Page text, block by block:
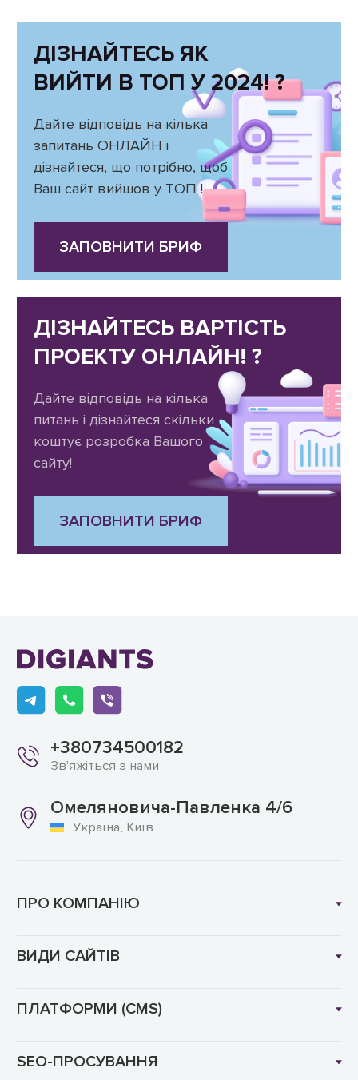
ДІЗНАЙТЕСЬ ЯК
ВИЙТИ В ТОП У 2024! ?
Дайте відповідь на кілька
запитань ОНЛАЙН і
дізнайтеся, що потрібно, щоб
Ваш сайт вийшов у ТОП !
ЗАПОВНИТИ БРИФ
ДІЗНАЙТЕСЬ ВАРТІСТЬ
ПРОЕКТУ ОНЛАЙН! ?
Дайте відповідь на кілька
питань і дізнайтеся скільки
коштує розробка Вашого
сайту!
ЗАПОВНИТИ БРИФ
+380734500182
Зв'яжіться з нами
Омеляновича-Павленка 4/6
Україна, Київ
ПРО КОМПАНІЮ
ВИДИ САЙТІВ
ПЛАТФОРМИ (CMS)
SEO-ПРОСУВАННЯ